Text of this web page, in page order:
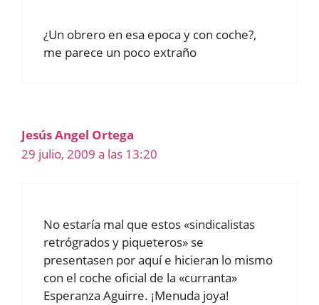
¿Un obrero en esa epoca y con coche?,
me parece un poco extraño
Jesús Angel Ortega
29 julio, 2009 a las 13:20
No estaría mal que estos «sindicalistas
retrógrados y piqueteros» se
presentasen por aquí e hicieran lo mismo
con el coche oficial de la «curranta»
Esperanza Aguirre. ¡Menuda joya!